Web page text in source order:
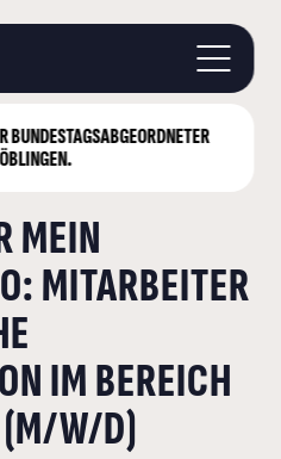
BUNDESTAGS­ABGEORDNETER
BUNDESTAG
MEIN
MITARBEITER
IM BEREICH
(M/W/D)